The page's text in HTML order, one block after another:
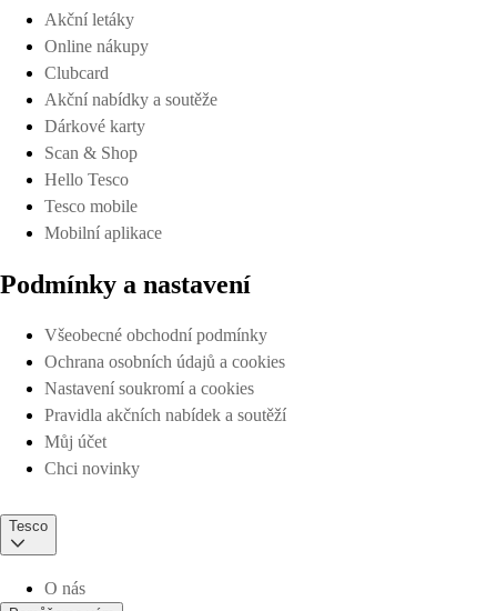
Akční letáky
Online nákupy
Clubcard
Akční nabídky a soutěže
Dárkové karty
Scan & Shop
Hello Tesco
Tesco mobile
Mobilní aplikace
Podmínky a nastavení
Všeobecné obchodní podmínky
Ochrana osobních údajů a cookies
Nastavení soukromí a cookies
Pravidla akčních nabídek a soutěží
Můj účet
Chci novinky
Tesco
O nás